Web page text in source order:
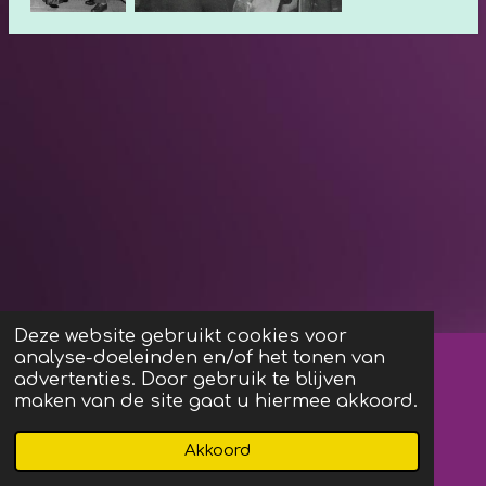
Deze website gebruikt cookies voor
analyse-doeleinden en/of het tonen van
advertenties. Door gebruik te blijven
maken van de site gaat u hiermee akkoord.
Akkoord
Algemene Voorwaarden
a
n